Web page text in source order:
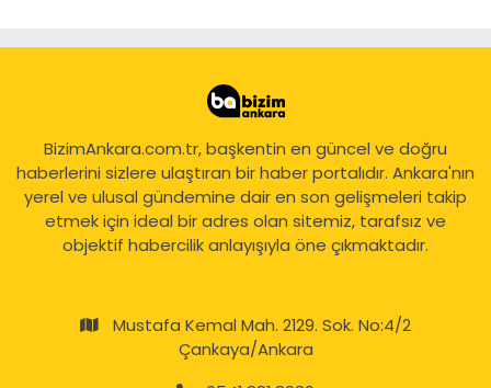
BizimAnkara.com.tr, başkentin en güncel ve doğru
haberlerini sizlere ulaştıran bir haber portalıdır. Ankara'nın
yerel ve ulusal gündemine dair en son gelişmeleri takip
etmek için ideal bir adres olan sitemiz, tarafsız ve
objektif habercilik anlayışıyla öne çıkmaktadır.
Mustafa Kemal Mah. 2129. Sok. No:4/2
Çankaya/Ankara